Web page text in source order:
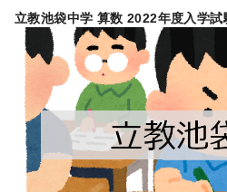
立教池袋中学 算数 2022年度入学